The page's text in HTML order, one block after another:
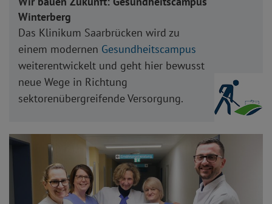
Winterberg
Das Klinikum Saarbrücken wird zu
einem modernen Gesundheitscampus
weiterentwickelt und geht hier bewusst
neue Wege in Richtung
sektorenübergreifende Versorgung.